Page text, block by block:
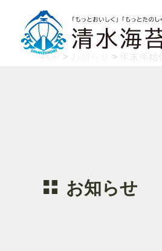
TOP
> > 年末年始
お知らせ